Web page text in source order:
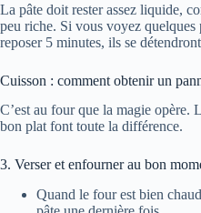
La pâte doit rester assez liquide,
peu riche. Si vous voyez quelques
reposer 5 minutes, ils se
Cuisson : comment obtenir un
C’est au four que la magie opère.
bon plat font toute la différence.
3. Verser et enfourner au bon
Quand le four est bien